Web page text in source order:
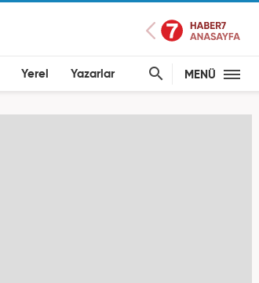
Yerel Yazarlar MENÜ